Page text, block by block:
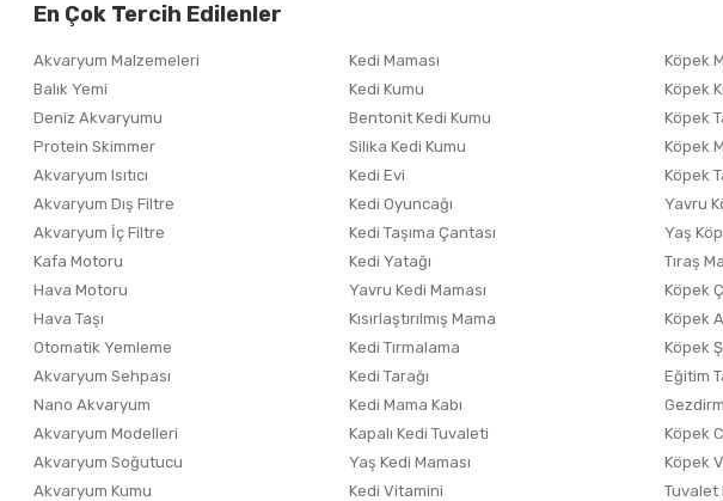
Ürün açıklamasında eksik bilgiler bulunuyor.
Ürün fiyatı diğer sitelerden daha pahalı.
Bu ürüne benzer farklı alternatifler olmalı.
En Çok Tercih Edilenler
Akvaryum Malzemeleri
Balık Yemi
Deniz Akvaryumu
Protein Skimmer
Akvaryum Isıtıcı
Akvaryum Dış Filtre
Akvaryum İç Filtre
Kafa Motoru
Hava Motoru
Hava Taşı
Otomatik Yemleme
Akvaryum Sehpası
Nano Akvaryum
Akvaryum Modelleri
Akvaryum Soğutucu
Akvaryum Kumu
Kedi Maması
Kedi Kumu
Bentonit Kedi Kumu
Silika Kedi Kumu
Kedi Evi
Kedi Oyuncağı
Kedi Taşıma Çantası
Kedi Yatağı
Yavru Kedi Maması
Kısırlaştırılmış Mama
Kedi Tırmalama
Kedi Tarağı
Kedi Mama Kabı
Kapalı Kedi Tuvaleti
Yaş Kedi Maması
Kedi Vitamini
Köpek
Köpek
Köpek
Köpek
Köpek
Yavru
Yaş
Tıraş
Köpek
Köpek
Köpek
Eğitim
Köpek
Köpek
Tuvalet